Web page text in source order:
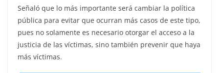
Señaló que lo más importante será cambiar la política
pública para evitar que ocurran más casos de este tipo,
pues no solamente es necesario otorgar el acceso a la
justicia de las víctimas, sino también prevenir que haya
más víctimas.